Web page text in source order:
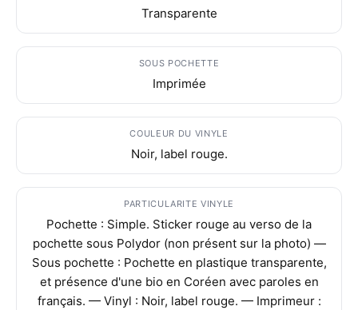
Transparente
SOUS POCHETTE
Imprimée
COULEUR DU VINYLE
Noir, label rouge.
PARTICULARITE VINYLE
Pochette : Simple. Sticker rouge au verso de la
pochette sous Polydor (non présent sur la photo) —
Sous pochette : Pochette en plastique transparente,
et présence d'une bio en Coréen avec paroles en
français. — Vinyl : Noir, label rouge. — Imprimeur :